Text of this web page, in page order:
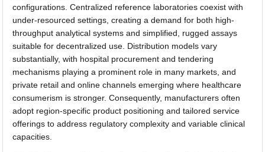
configurations. Centralized reference laboratories coexist with
under-resourced settings, creating a demand for both high-
throughput analytical systems and simplified, rugged assays
suitable for decentralized use. Distribution models vary
substantially, with hospital procurement and tendering
mechanisms playing a prominent role in many markets, and
private retail and online channels emerging where healthcare
consumerism is stronger. Consequently, manufacturers often
adopt region-specific product positioning and tailored service
offerings to address regulatory complexity and variable clinical
capacities.